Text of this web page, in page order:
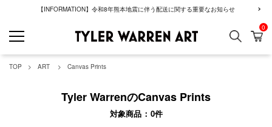
【INFORMATION】令和8年熊本地震に伴う配送に関する重要なお知らせ
GREENROOM
検索 カ
0
TOP ART Canvas Prints
Tyler WarrenのCanvas Prints
対象商品 0件